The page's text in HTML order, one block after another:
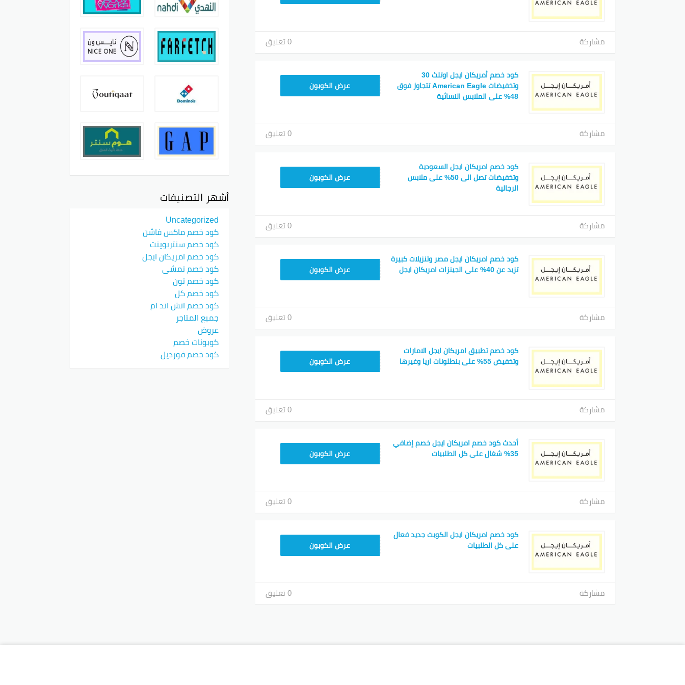
مشاركة 0 تعليق
كود خصم أمريكان ايجل اوتلث 30
وتخفيضات American Eagle تتجاوز فوق
48% على الملابس النسائية
عرض الكوبون
مشاركة 0 تعليق
كود خصم امريكان ايجل السعودية
وتخفيضات تصل الى 50% على ملابس
الرجالية
عرض الكوبون
مشاركة 0 تعليق
كود خصم امريكان ايجل مصر وتنزيلات كبيرة
تزيد عن 40% على الجينزات امريكان ايجل
عرض الكوبون
مشاركة 0 تعليق
كود خصم تطبيق امريكان ايجل الامارات
وتخفيض 55% على بنطلونات اريا وغيرها
عرض الكوبون
مشاركة 0 تعليق
أحدث كود خصم امريكان ايجل خصم إضافي
35% شغال على كل الطلبيات
عرض الكوبون
مشاركة 0 تعليق
كود خصم امريكان ايجل الكويت جديد فعال
على كل الطلبيات
عرض الكوبون
مشاركة 0 تعليق
أشهر التصنيفات
Uncategorized
كود خصم ماكس فاشن
كود خصم سنتربوينت
كود خصم امريكان ايجل
كود خصم نمشي
كود خصم نون
كود خصم كل
كود خصم اتش اند ام
جميع المتاجر
عروض
كوبونات خصم
كود خصم فورديل